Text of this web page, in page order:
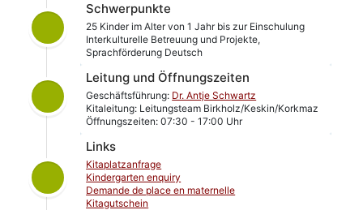
Schwerpunkte
25 Kinder im Alter von 1 Jahr bis zur Einschulung
Interkulturelle Betreuung und Projekte,
Sprachförderung Deutsch
Leitung und Öffnungszeiten
Geschäftsführung: Dr. Antje Schwartz
Kitaleitung: Leitungsteam Birkholz/Keskin/Korkmaz
Öffnungszeiten: 07:30 - 17:00 Uhr
Links
Kitaplatzanfrage
Kindergarten enquiry
Demande de place en maternelle
Kitagutschein